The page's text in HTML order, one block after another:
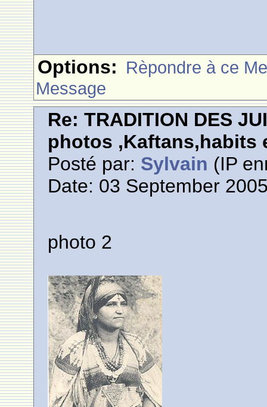
Options: Rèpondre à ce
Message
Re: TRADITION DES
photos ,Kaftans,habits
Posté par: Sylvain (IP
Date: 03 September
photo 2